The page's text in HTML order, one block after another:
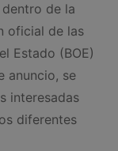
de la
oficial de las
Estado (BOE)
anuncio, se
interesadas
diferentes